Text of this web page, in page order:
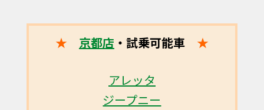
★ 京都店 ・試乗可能車 ★
アレッタ
ジープニー